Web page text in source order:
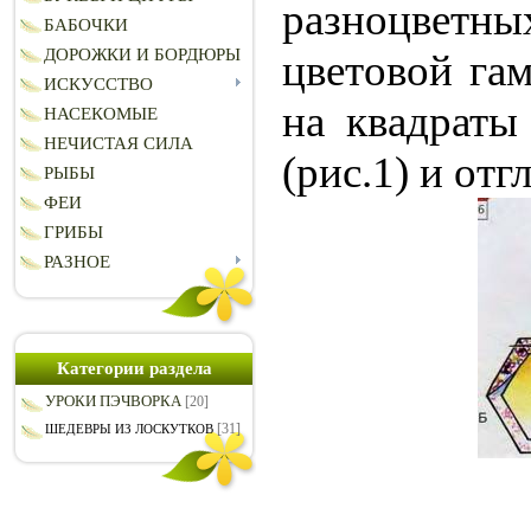
БАБОЧКИ
ДОРОЖКИ И БОРДЮРЫ
ИСКУССТВО
НАСЕКОМЫЕ
НЕЧИСТАЯ СИЛА
РЫБЫ
ФЕИ
ГРИБЫ
РАЗНОЕ
Категории раздела
УРОКИ ПЭЧВОРКА [20]
ШЕДЕВРЫ ИЗ ЛОСКУТКОВ [31]
цветовой
на
(рис.1) и